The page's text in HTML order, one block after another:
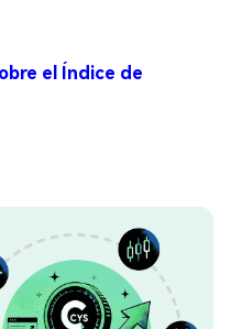
el Índice de